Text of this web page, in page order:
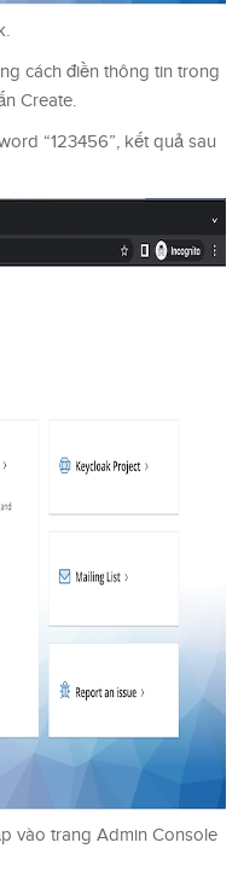
cách điền thông tin trong
Create.
“123456”, kết quả sau
vào trang Admin Console